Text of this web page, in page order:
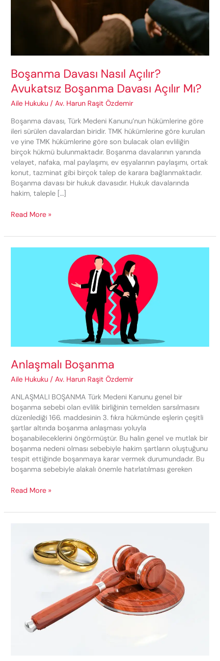
Boşanma Davası Nasıl Açılır?
Avukatsız Boşanma Davası Açılır Mı?
Aile Hukuku /Av. Harun Raşit Özdemir
Boşanma davası, Türk Medeni Kanunu’nun hükümlerine göre
ileri sürülen davalardan biridir. TMK hükümlerine göre kurulan
ve yine TMK hükümlerine göre son bulacak olan evliliğin
birçok hükmü bulunmaktadır. Boşanma davalarının yanında
velayet, nafaka, mal paylaşımı, ev eşyalarının paylaşımı, ortak
konut, tazminat gibi birçok talep de karara bağlanmaktadır.
Boşanma davası bir hukuk davasıdır. Hukuk davalarında
hakim, taleple […]
Boşanma
Nasıl
Read More »
Anlaşmalı Boşanma
Aile Hukuku /Av. Harun Raşit Özdemir
ANLAŞMALI BOŞANMA Türk Medeni Kanunu genel bir
boşanma sebebi olan evlilik birliğinin temelden sarsılmasını
düzenlediği 166. maddesinin 3. fıkra hükmünde eşlerin çeşitli
şartlar altında boşanma anlaşması yoluyla
boşanabileceklerini öngörmüştür. Bu halin genel ve mutlak bir
boşanma nedeni olması sebebiyle hakim şartların oluştuğunu
tespit ettiğinde boşanmaya karar vermek durumundadır. Bu
boşanma sebebiyle alakalı önemle hatırlatılması gereken
Anlaşmalı
Read More »